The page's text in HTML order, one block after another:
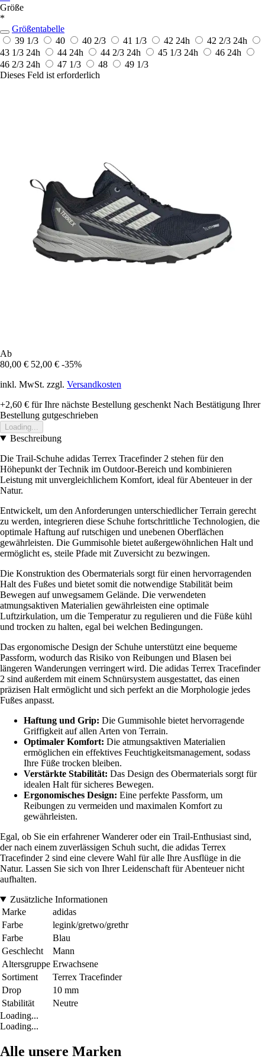
Größe
*
Größentabelle
39 1/3
40 40 2/3 41 1/3 42 24h 42 2/3 24h
43 1/3 24h 44 24h 44 2/3 24h 45 1/3 24h 46 24h
46 2/3 24h 47 1/3 48
49 1/3
Dieses Feld ist erforderlich
Ab
80,00 € 52,00 € -35%
inkl. MwSt. zzgl. Versandkosten
+2,60 € für Ihre nächste Bestellung geschenkt Nach Bestätigung Ihrer
Bestellung gutgeschrieben
Loading...
Beschreibung
Die Trail-Schuhe adidas Terrex Tracefinder 2 stehen für den
Höhepunkt der Technik im Outdoor-Bereich und kombinieren
Leistung mit unvergleichlichem Komfort, ideal für Abenteuer in der
Natur.
Entwickelt, um den Anforderungen unterschiedlicher Terrain gerecht
zu werden, integrieren diese Schuhe fortschrittliche Technologien, die
optimale Haftung auf rutschigen und unebenen Oberflächen
gewährleisten. Die Gummisohle bietet außergewöhnlichen Halt und
ermöglicht es, steile Pfade mit Zuversicht zu bezwingen.
Die Konstruktion des Obermaterials sorgt für einen hervorragenden
Halt des Fußes und bietet somit die notwendige Stabilität beim
Bewegen auf unwegsamem Gelände. Die verwendeten
atmungsaktiven Materialien gewährleisten eine optimale
Luftzirkulation, um die Temperatur zu regulieren und die Füße kühl
und trocken zu halten, egal bei welchen Bedingungen.
Das ergonomische Design der Schuhe unterstützt eine bequeme
Passform, wodurch das Risiko von Reibungen und Blasen bei
längeren Wanderungen verringert wird. Die adidas Terrex Tracefinder
2 sind außerdem mit einem Schnürsystem ausgestattet, das einen
präzisen Halt ermöglicht und sich perfekt an die Morphologie jedes
Fußes anpasst.
Haftung und Grip: Die Gummisohle bietet hervorragende
Griffigkeit auf allen Arten von Terrain.
Optimaler Komfort: Die atmungsaktiven Materialien
ermöglichen ein effektives Feuchtigkeitsmanagement, sodass
Ihre Füße trocken bleiben.
Verstärkte Stabilität: Das Design des Obermaterials sorgt für
idealen Halt für sicheres Bewegen.
Ergonomisches Design: Eine perfekte Passform, um
Reibungen zu vermeiden und maximalen Komfort zu
gewährleisten.
Egal, ob Sie ein erfahrener Wanderer oder ein Trail-Enthusiast sind,
der nach einem zuverlässigen Schuh sucht, die adidas Terrex
Tracefinder 2 sind eine clevere Wahl für alle Ihre Ausflüge in die
Natur. Lassen Sie sich von Ihrer Leidenschaft für Abenteuer nicht
aufhalten.
Zusätzliche Informationen
Marke
adidas
Farbe
legink/gretwo/grethr
Farbe
Blau
Geschlecht
Mann
Altersgruppe Erwachsene
Sortiment
Terrex Tracefinder
Drop
10 mm
Stabilität
Neutre
Loading...
Loading...
Alle unsere Marken